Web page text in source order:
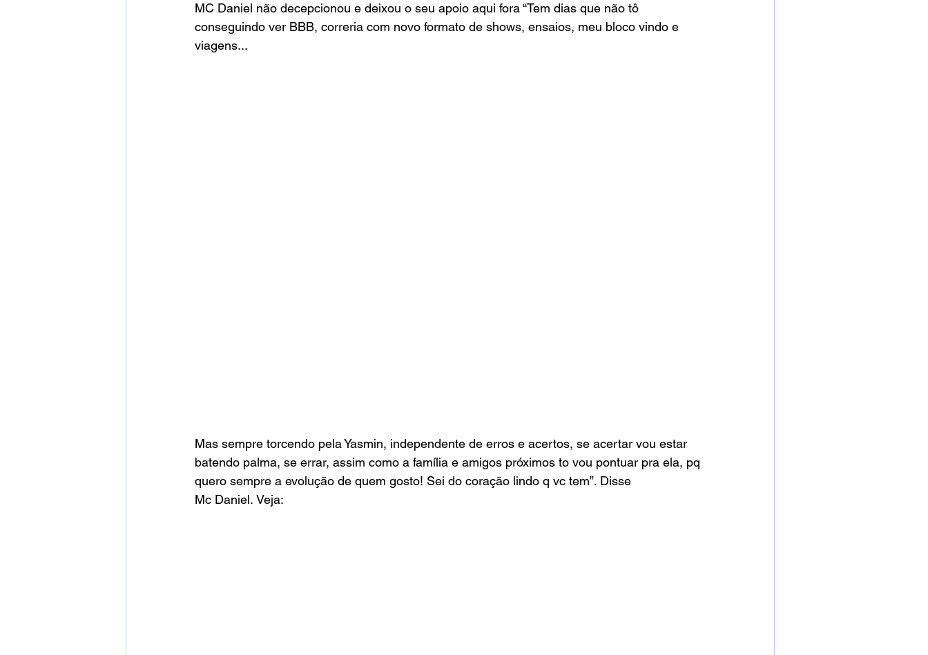
MC Daniel não decepcionou e deixou o seu apoio aqui fora “Tem dias que não tô
conseguindo ver BBB, correria com novo formato de shows, ensaios, meu bloco vindo e
viagens...
Mas sempre torcendo pela Yasmin, independente de erros e acertos, se acertar vou estar
batendo palma, se errar, assim como a família e amigos próximos to vou pontuar pra ela, pq
quero sempre a evolução de quem gosto! Sei do coração lindo q vc tem”. Disse
Mc Daniel. Veja: